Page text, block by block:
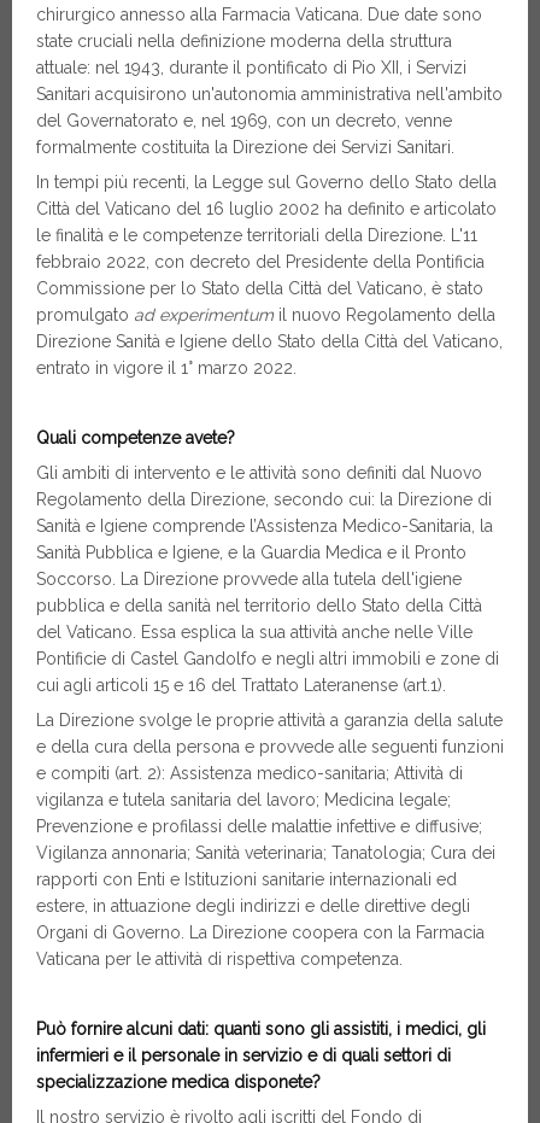
chirurgico annesso alla Farmacia Vaticana. Due date sono
state cruciali nella definizione moderna della struttura
attuale: nel 1943, durante il pontificato di Pio XII, i Servizi
Sanitari acquisirono un'autonomia amministrativa nell'ambito
del Governatorato e, nel 1969, con un decreto, venne
formalmente costituita la Direzione dei Servizi Sanitari.
In tempi più recenti, la Legge sul Governo dello Stato della
Città del Vaticano del 16 luglio 2002 ha definito e articolato
le finalità e le competenze territoriali della Direzione. L'11
febbraio 2022, con decreto del Presidente della Pontificia
Commissione per lo Stato della Città del Vaticano, è stato
promulgato ad experimentum il nuovo Regolamento della
Direzione Sanità e Igiene dello Stato della Città del Vaticano,
entrato in vigore il 1° marzo 2022.
Quali competenze avete?
Gli ambiti di intervento e le attività sono definiti dal Nuovo
Regolamento della Direzione, secondo cui: la Direzione di
Sanità e Igiene comprende l’Assistenza Medico-Sanitaria, la
Sanità Pubblica e Igiene, e la Guardia Medica e il Pronto
Soccorso. La Direzione provvede alla tutela dell'igiene
pubblica e della sanità nel territorio dello Stato della Città
del Vaticano. Essa esplica la sua attività anche nelle Ville
Pontificie di Castel Gandolfo e negli altri immobili e zone di
cui agli articoli 15 e 16 del Trattato Lateranense (art.1).
La Direzione svolge le proprie attività a garanzia della salute
e della cura della persona e provvede alle seguenti funzioni
e compiti (art. 2): Assistenza medico-sanitaria; Attività di
vigilanza e tutela sanitaria del lavoro; Medicina legale;
Prevenzione e profilassi delle malattie infettive e diffusive;
Vigilanza annonaria; Sanità veterinaria; Tanatologia; Cura dei
rapporti con Enti e Istituzioni sanitarie internazionali ed
estere, in attuazione degli indirizzi e delle direttive degli
Organi di Governo. La Direzione coopera con la Farmacia
Vaticana per le attività di rispettiva competenza.
Può fornire alcuni dati: quanti sono gli assistiti, i medici, gli
infermieri e il personale in servizio e di quali settori di
specializzazione medica disponete?
Il nostro servizio è rivolto agli iscritti del Fondo di